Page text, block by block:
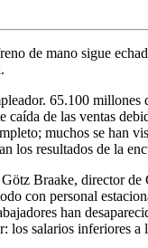
de mano sigue
65.100
de las ventas
muchos se han
los resultados de la
Braake, director
con personal
han
salarios inferiores